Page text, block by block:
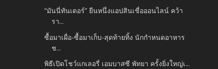
“มันนี่ทันเดอร์” ยืนหนึ่งแอปสินเชื่อออนไลน์ คว้า
รา...
ซื้อมาเผื่อ-ซื้อมาเก็บ-สุดท้ายทิ้ง นักกำหนดอาหาร
ช...
พิธีเปิดโชว์แกเลอรี่ เอมบาสซี พัทยา ครั้งยิ่งใหญ่เ...